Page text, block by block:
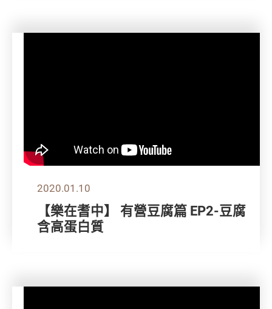
2020.01.10
【樂在耆中】 有營豆腐篇 EP2-豆腐
含高蛋白質